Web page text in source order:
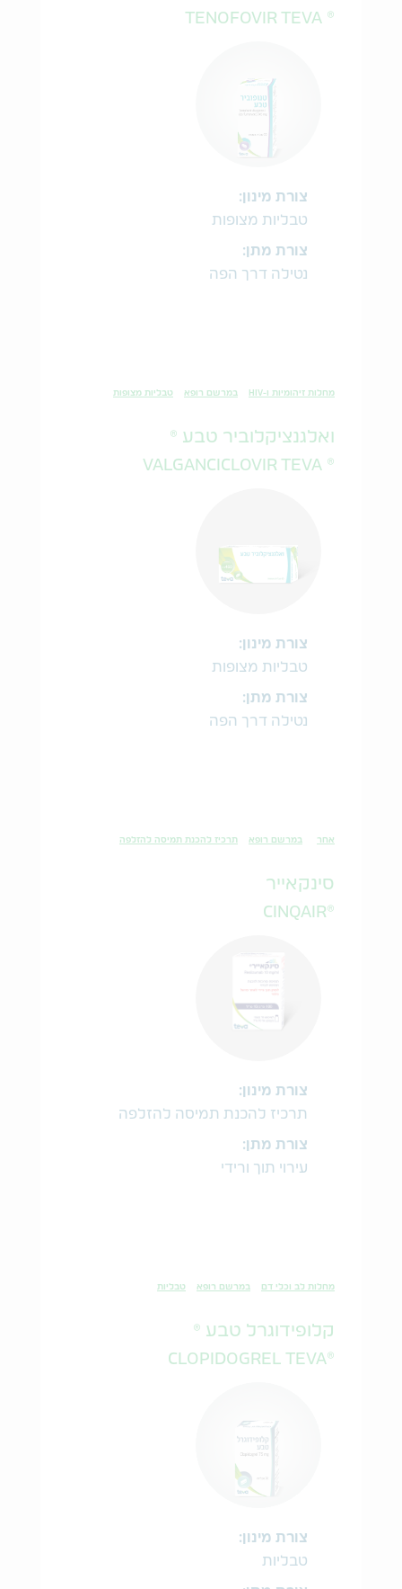
® TENOFOVIR TEVA
צורת מינון:
טבליות מצופות
צורת מתן:
נטילה דרך הפה
מחלות זיהומיות ו-HIV במרשם רופא טבליות מצופות
ואלגנציקלוביר טבע ®
® VALGANCICLOVIR TEVA
צורת מינון:
טבליות מצופות
צורת מתן:
נטילה דרך הפה
אחר במרשם רופא תרכיז להכנת תמיסה להזלפה
סינקאייר
®CINQAIR
צורת מינון:
תרכיז להכנת תמיסה להזלפה
צורת מתן:
עירוי תוך ורידי
מחלות לב וכלי דם במרשם רופא טבליות
קלופידוגרל טבע ®
®CLOPIDOGREL TEVA
צורת מינון:
טבליות